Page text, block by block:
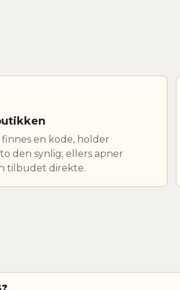
finnes en kode, holder
den synlig; ellers apner
tilbudet direkte.